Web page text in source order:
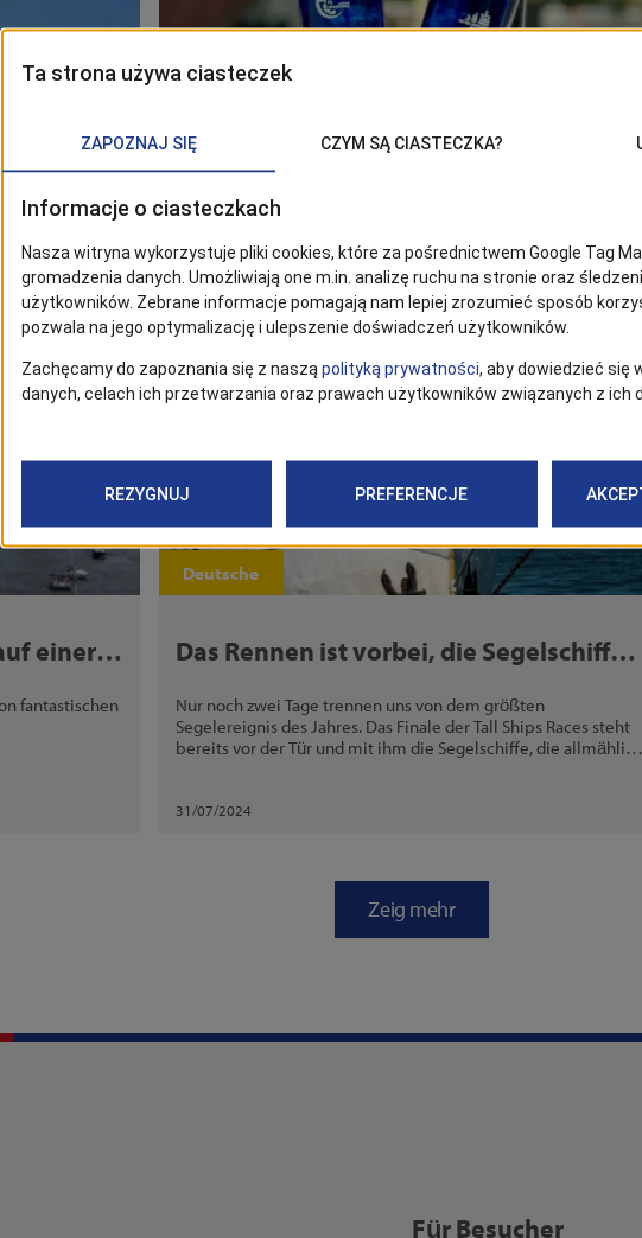
installiert.
Teil des
sind.
Deutsche
Tallships unter dem Zeichen des
Wassers!
Hunderte von Metern temporärer Wasserleitungen, Dutzende
von Anschlüssen, neue Verbindungen und spezielle
Wasserstellen für Schiffe und neue Trinkbrunnen.
01/08/2024
einer
fantastischen
Deutsche
Das Rennen ist vorbei, die Segelschiffe
Nur noch zwei Tage trennen uns von dem größten
Segelereignis des Jahres. Das Finale der Tall Ships Races steht
bereits vor der Tür und mit ihm die Segelschiffe, die allmählich
31/07/2024
Zeig mehr
Für Besucher